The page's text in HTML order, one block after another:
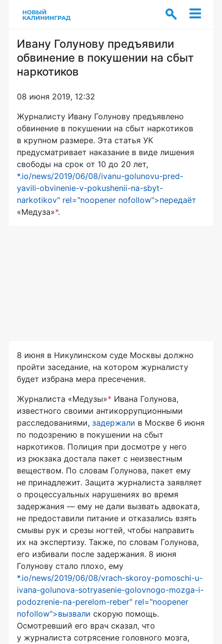
Ивану Голунову предъявили
обвинение в покушении на сбыт
наркотиков
08 июня 2019, 12:32
Журналисту Ивану Голунову предъявлено
обвинение в покушении на сбыт наркотиков
в крупном размере. Эта статья УК
предусматривает наказание в виде лишения
свободы на срок от 10 до 20 лет,
*.io/news/2019/06/08/ivanu-golunovu-pred-
yavili-obvinenie-v-pokushenii-na-sbyt-
narkotikov" rel="noopener nofollow">передаёт
«Медуза»*.
8 июня в Никулинском суде Москвы должно
пройти заседание, на котором журналисту
будет избрана мера пресечения.
Журналиста «Медузы»* Ивана Голунова,
известного своими антикоррупционными
расследованиями, задержали в Москве 6 июня
по подозрению в покушении на сбыт
наркотиков. Полиция при досмотре у него
из рюкзака достала пакет с неизвестным
веществом. По словам Голунова, пакет ему
не принадлежит. Защита журналиста заявляет
о процессуальных нарушениях во время
задержания — ему не дали вызвать адвоката,
не предоставили питание и отказались взять
смывы рук и срезы ногтей, чтобы направить
их на экспертизу. Также, по словам Голунова,
его избивали после задержания. 8 июня
Голунову стало плохо, ему
*.io/news/2019/06/08/vrach-skoroy-pomoschi-u-
ivana-golunova-sotryasenie-golovnogo-mozga-i-
podozrenie-na-perelom-reber" rel="noopener
nofollow">вызвали скорую помощь.
Осмотревший его врач сказал, что
у журналиста сотрясение головного мозга,